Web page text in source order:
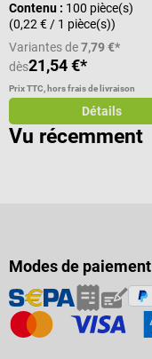
Contenu : 100 pièce(s)
(0,22 € / 1 pièce(s))
Variantes de7,79 €*
dès21,54 €*
Prix TTC, hors frais de livraison
Détails
Vu récemment
Modes de paiement